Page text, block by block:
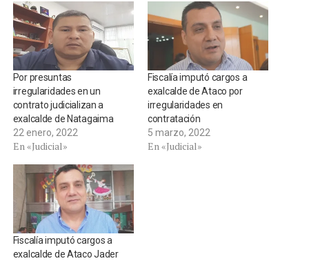
Por presuntas
irregularidades en un
contrato judicializan a
exalcalde de Natagaima
22 enero, 2022
En «Judicial»
Fiscalía imputó cargos a
exalcalde de Ataco por
irregularidades en
contratación
5 marzo, 2022
En «Judicial»
Fiscalía imputó cargos a
exalcalde de Ataco Jader